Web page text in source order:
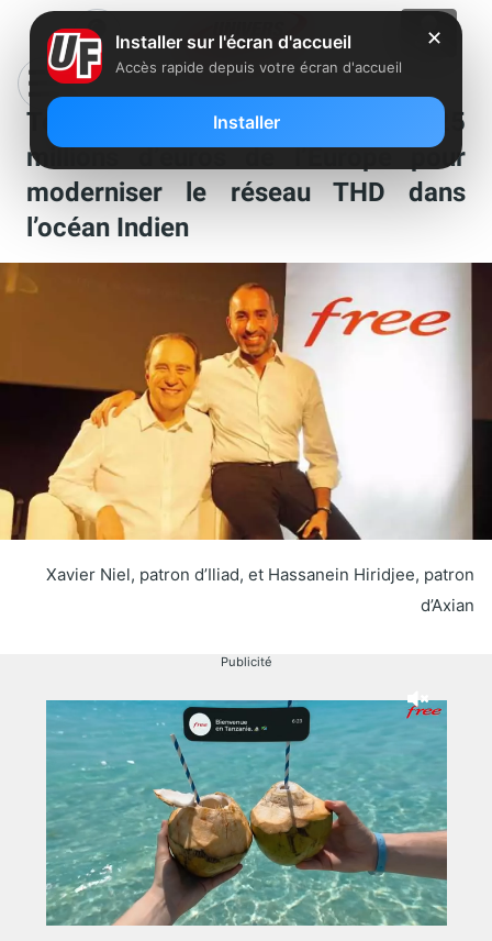
Telco OI (Free et Only) reçoit 25
millions d’euros de l’Europe pour
moderniser le réseau THD dans
l’océan Indien
Xavier Niel, patron d’Iliad, et Hassanein Hiridjee, patron
d’Axian
Publicité
✕
Installer sur l'écran d'accueil
Accès rapide depuis votre écran d'accueil
Installer